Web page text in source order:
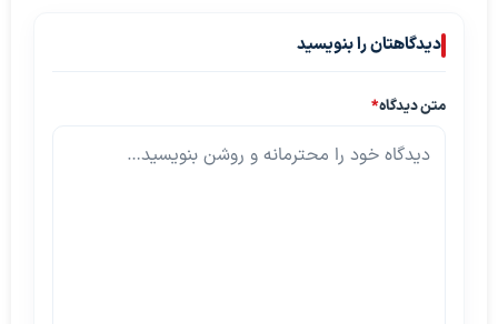
دیدگاهتان را بنویسید
متن دیدگاه*